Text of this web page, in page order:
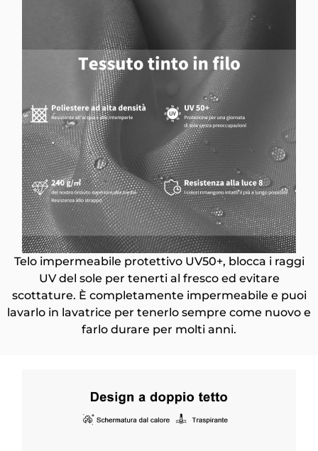
Telo impermeabile protettivo UV50+, blocca i raggi
UV del sole per tenerti al fresco ed evitare
scottature. È completamente impermeabile e puoi
lavarlo in lavatrice per tenerlo sempre come nuovo e
farlo durare per molti anni.